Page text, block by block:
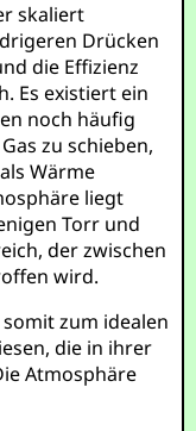
skaliert
Drücken
die Effizienz
Es existiert ein
noch häufig
zu schieben,
Wärme
liegt
Torr und
der zwischen
wird.
zum idealen
die in ihrer
Atmosphäre